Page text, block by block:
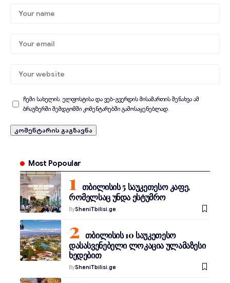
ჩემი სახელის. ელფოსტისა და ვებ-გვერდის მისამართის შენახვა ამ
ბრაუზერში შემდგომში კომენტარებში გამოსაყენებლად.
Most Popoular
თბილისის 5 საუკეთესო კაფე,
რომელსაც უნდა ესტუმრო
BySheniTbilisi.ge
თბილისის 10 საუკეთესო
დასასვენებელი ლოკაცია ულამაზესი
ხედებით
BySheniTbilisi.ge